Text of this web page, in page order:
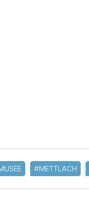
#METTLACH